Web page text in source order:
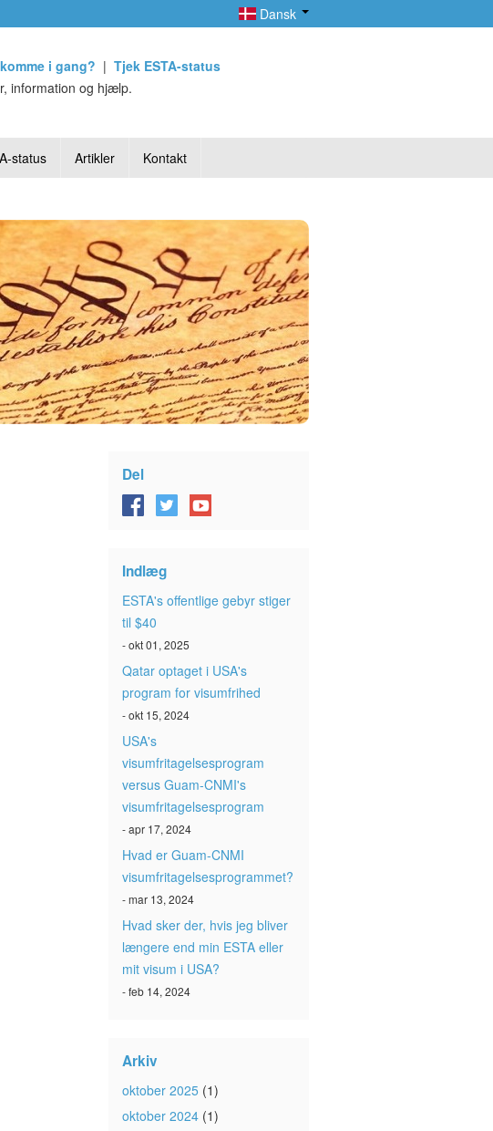
Dansk
i gang? | Tjek ESTA-status
information og hjælp.
status Artikler Kontakt
Del
Indlæg
ESTA's offentlige gebyr stiger
til $40
- okt 01, 2025
Qatar optaget i USA's
program for visumfrihed
- okt 15, 2024
USA's
visumfritagelsesprogram
versus Guam-CNMI's
visumfritagelsesprogram
- apr 17, 2024
Hvad er Guam-CNMI
visumfritagelsesprogrammet?
- mar 13, 2024
Hvad sker der, hvis jeg bliver
længere end min ESTA eller
mit visum i USA?
- feb 14, 2024
Arkiv
oktober 2025 (1)
oktober 2024 (1)